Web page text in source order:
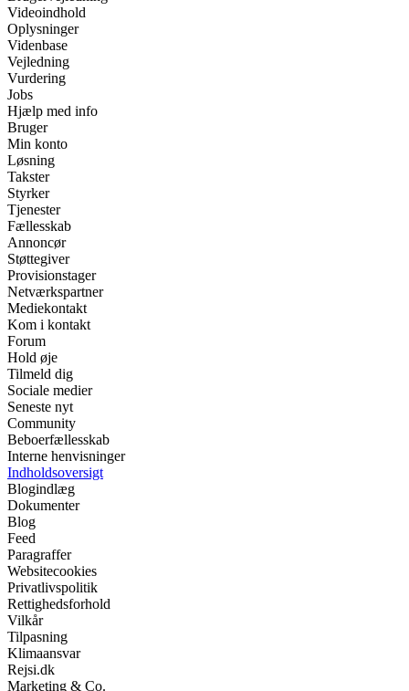
Videoindhold
Oplysninger
Videnbase
Vejledning
Vurdering
Jobs
Hjælp med info
Bruger
Min konto
Løsning
Takster
Styrker
Tjenester
Fællesskab
Annoncør
Støttegiver
Provisionstager
Netværkspartner
Mediekontakt
Kom i kontakt
Forum
Hold øje
Tilmeld dig
Sociale medier
Seneste nyt
Community
Beboerfællesskab
Interne henvisninger
Indholdsoversigt
Blogindlæg
Dokumenter
Blog
Feed
Paragraffer
Websitecookies
Privatlivspolitik
Rettighedsforhold
Vilkår
Tilpasning
Klimaansvar
Rejsi.dk
Marketing & Co.